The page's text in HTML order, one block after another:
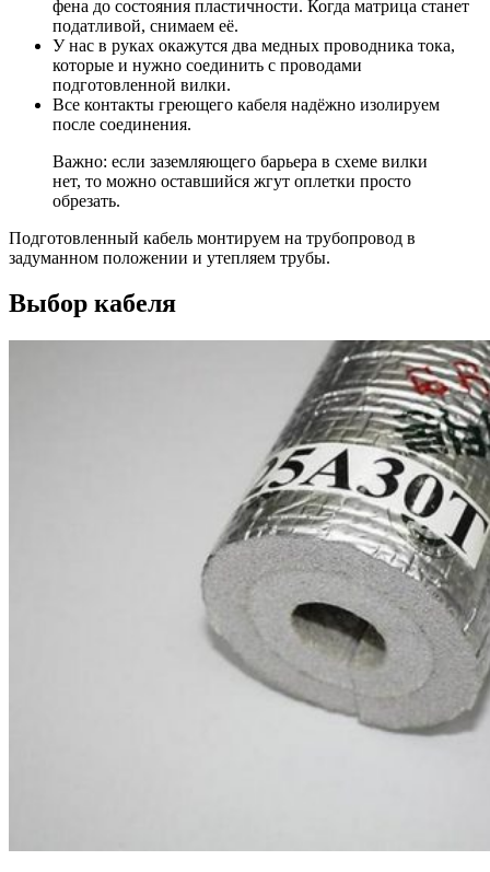
фена до состояния пластичности. Когда матрица станет
податливой, снимаем её.
У нас в руках окажутся два медных проводника тока,
которые и нужно соединить с проводами
подготовленной вилки.
Все контакты греющего кабеля надёжно изолируем
после соединения.
Важно: если заземляющего барьера в схеме вилки
нет, то можно оставшийся жгут оплетки просто
обрезать.
Подготовленный кабель монтируем на трубопровод в
задуманном положении и утепляем трубы.
Выбор кабеля